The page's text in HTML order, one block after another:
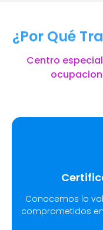
¿Por Qué
Centro
Conocemos lo
comprometidos